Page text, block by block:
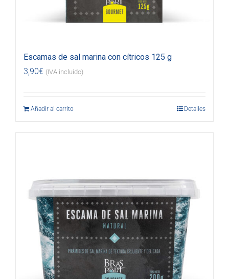
Escamas de sal marina con cítricos 125 g
3,90€ (IVA incluido)
Añadir al carrito Detalles